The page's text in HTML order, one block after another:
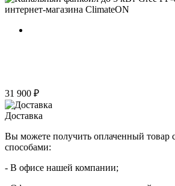
31 900 ₽
Доставка
Вы можете получить оплаченный
способами:
- В офисе нашей компании;